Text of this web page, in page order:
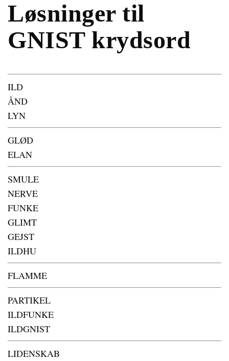
Løsninger til
GNIST krydsord
ILD
ÅND
LYN
GLØD
ELAN
SMULE
NERVE
FUNKE
GLIMT
GEJST
ILDHU
FLAMME
PARTIKEL
ILDFUNKE
ILDGNIST
LIDENSKAB